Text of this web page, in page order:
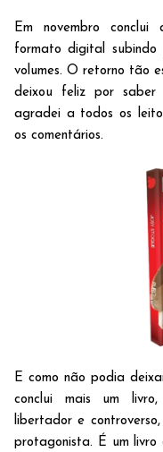
Em novembro
formato digital subindo
volumes. O retorno tão
deixou feliz por
agradei a todos os
os comentários.
E como não podia
conclui mais um
libertador e
protagonista. É um livro